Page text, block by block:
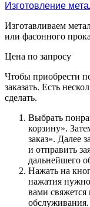
Изготовление
Изготавливаем
или фасонного
Цена по запросу
Чтобы приобрести
заказать. Есть
сделать.
Выбрать
корзину».
заказ». Далее
и отправить
дальнейшего
Нажать на
нажатия
вами
обслуживания.